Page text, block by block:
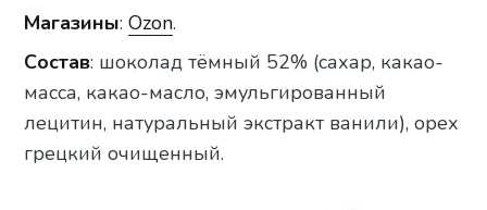
Магазины:Ozon.
Состав: шоколад тёмный 52% (сахар, какао-
масса, какао-масло, эмульгированный
лецитин, натуральный экстракт ванили), орех
грецкий очищенный.